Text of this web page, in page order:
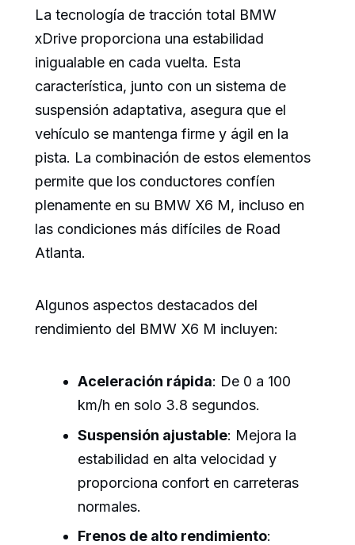
La tecnología de tracción total BMW
xDrive proporciona una estabilidad
inigualable en cada vuelta. Esta
característica, junto con un sistema de
suspensión adaptativa, asegura que el
vehículo se mantenga firme y ágil en la
pista. La combinación de estos elementos
permite que los conductores confíen
plenamente en su BMW X6 M, incluso en
las condiciones más difíciles de Road
Atlanta.
Algunos aspectos destacados del
rendimiento del BMW X6 M incluyen:
Aceleración rápida: De 0 a 100
km/h en solo 3.8 segundos.
Suspensión ajustable: Mejora la
estabilidad en alta velocidad y
proporciona confort en carreteras
normales.
Frenos de alto rendimiento: